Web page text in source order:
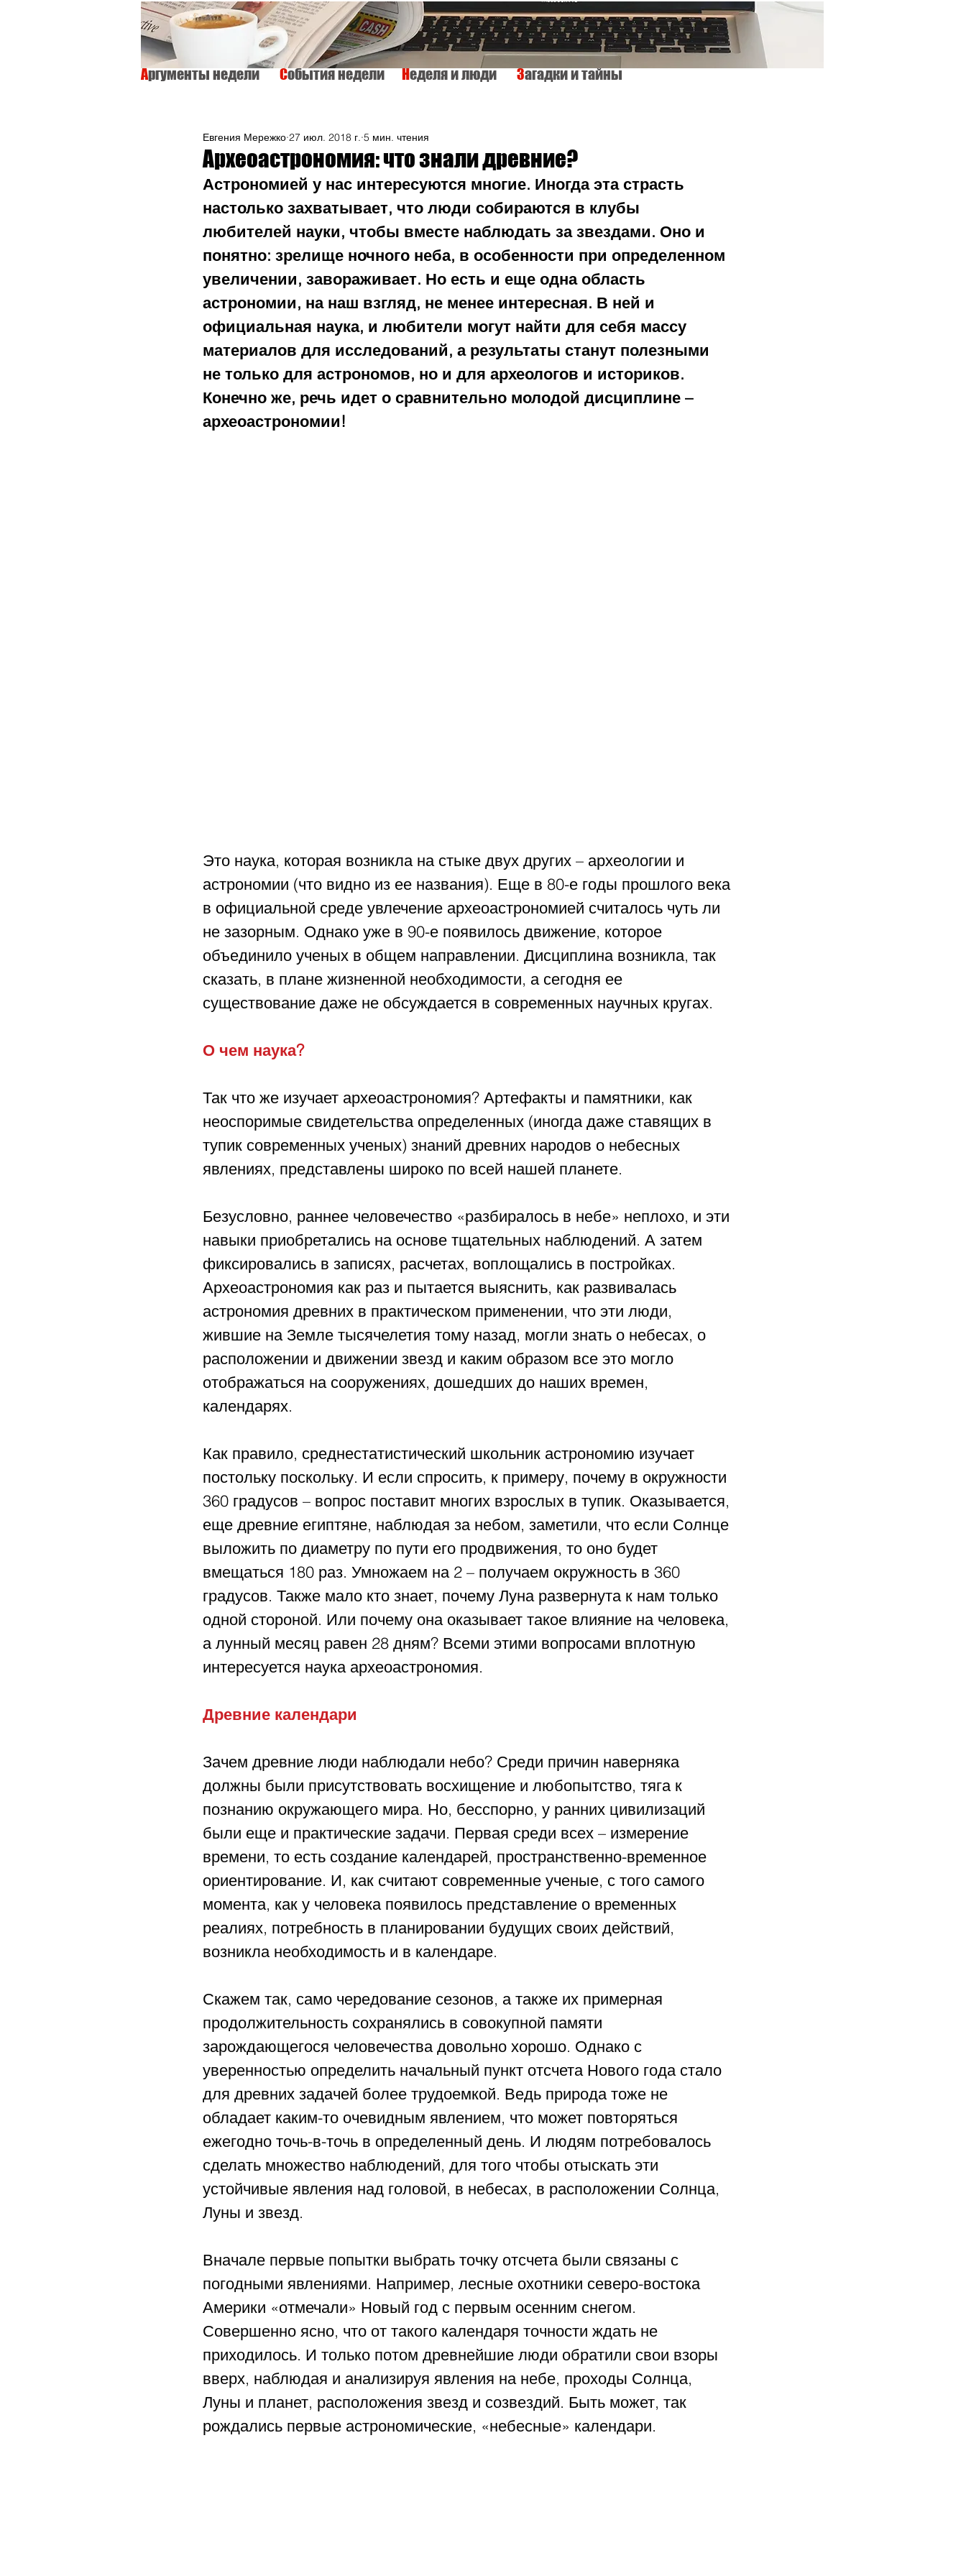
Аргументы неделиСобытия неделиНеделя и людиЗагадки и тайны
Археоастрономия: что знали древние?
Евгения Мережко 27 июл. 2018 г. 5 мин. чтения
Астрономией у нас интересуются многие. Иногда эта страсть
настолько захватывает, что люди собираются в клубы
любителей науки, чтобы вместе наблюдать за звездами. Оно и
понятно: зрелище ночного неба, в особенности при определенном
увеличении, завораживает. Но есть и еще одна область
астрономии, на наш взгляд, не менее интересная. В ней и
официальная наука, и любители могут найти для себя массу
материалов для исследований, а результаты станут полезными
не только для астрономов, но и для археологов и историков.
Конечно же, речь идет о сравнительно молодой дисциплине –
археоастрономии!
Это наука, которая возникла на стыке двух других – археологии и
астрономии (что видно из ее названия). Еще в 80-е годы прошлого века
в официальной среде увлечение археоастрономией считалось чуть ли
не зазорным. Однако уже в 90-е появилось движение, которое
объединило ученых в общем направлении. Дисциплина возникла, так
сказать, в плане жизненной необходимости, а сегодня ее
существование даже не обсуждается в современных научных кругах.
О чем наука?
Так что же изучает археоастрономия? Артефакты и памятники, как
неоспоримые свидетельства определенных (иногда даже ставящих в
тупик современных ученых) знаний древних народов о небесных
явлениях, представлены широко по всей нашей планете.
Безусловно, раннее человечество «разбиралось в небе» неплохо, и эти
навыки приобретались на основе тщательных наблюдений. А затем
фиксировались в записях, расчетах, воплощались в постройках.
Археоастрономия как раз и пытается выяснить, как развивалась
астрономия древних в практическом применении, что эти люди,
жившие на Земле тысячелетия тому назад, могли знать о небесах, о
расположении и движении звезд и каким образом все это могло
отображаться на сооружениях, дошедших до наших времен,
календарях.
Как правило, среднестатистический школьник астрономию изучает
постольку поскольку. И если спросить, к примеру, почему в окружности
360 градусов – вопрос поставит многих взрослых в тупик. Оказывается,
еще древние египтяне, наблюдая за небом, заметили, что если Солнце
выложить по диаметру по пути его продвижения, то оно будет
вмещаться 180 раз. Умножаем на 2 – получаем окружность в 360
градусов. Также мало кто знает, почему Луна развернута к нам только
одной стороной. Или почему она оказывает такое влияние на человека,
а лунный месяц равен 28 дням? Всеми этими вопросами вплотную
интересуется наука археоастрономия.
Древние календари
Зачем древние люди наблюдали небо? Среди причин наверняка
должны были присутствовать восхищение и любопытство, тяга к
познанию окружающего мира. Но, бесспорно, у ранних цивилизаций
были еще и практические задачи. Первая среди всех – измерение
времени, то есть создание календарей, пространственно-временное
ориентирование. И, как считают современные ученые, с того самого
момента, как у человека появилось представление о временных
реалиях, потребность в планировании будущих своих действий,
возникла необходимость и в календаре.
Скажем так, само чередование сезонов, а также их примерная
продолжительность сохранялись в совокупной памяти
зарождающегося человечества довольно хорошо. Однако с
уверенностью определить начальный пункт отсчета Нового года стало
для древних задачей более трудоемкой. Ведь природа тоже не
обладает каким-то очевидным явлением, что может повторяться
ежегодно точь-в-точь в определенный день. И людям потребовалось
сделать множество наблюдений, для того чтобы отыскать эти
устойчивые явления над головой, в небесах, в расположении Солнца,
Луны и звезд.
Вначале первые попытки выбрать точку отсчета были связаны с
погодными явлениями. Например, лесные охотники северо-востока
Америки «отмечали» Новый год с первым осенним снегом.
Совершенно ясно, что от такого календаря точности ждать не
приходилось. И только потом древнейшие люди обратили свои взоры
вверх, наблюдая и анализируя явления на небе, проходы Солнца,
Луны и планет, расположения звезд и созвездий. Быть может, так
рождались первые астрономические, «небесные» календари.